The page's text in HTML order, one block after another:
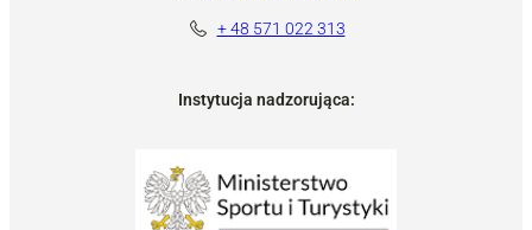
+ 48 571 022 313
Instytucja nadzorująca: